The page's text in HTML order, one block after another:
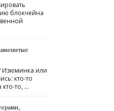
блокчейна
Изюминка или
кто-то
кто-то, …